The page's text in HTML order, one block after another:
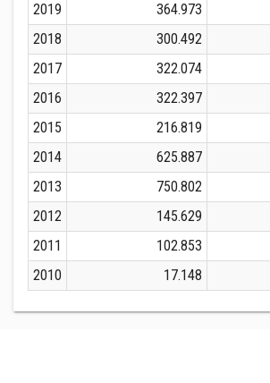
2019
364.973
2018
300.492
2017
322.074
2016
322.397
2015
216.819
2014
625.887
2013
750.802
2012
145.629
2011
102.853
2010
17.148